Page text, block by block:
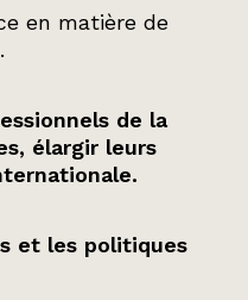
en matière de
de la
élargir leurs
et les politiques